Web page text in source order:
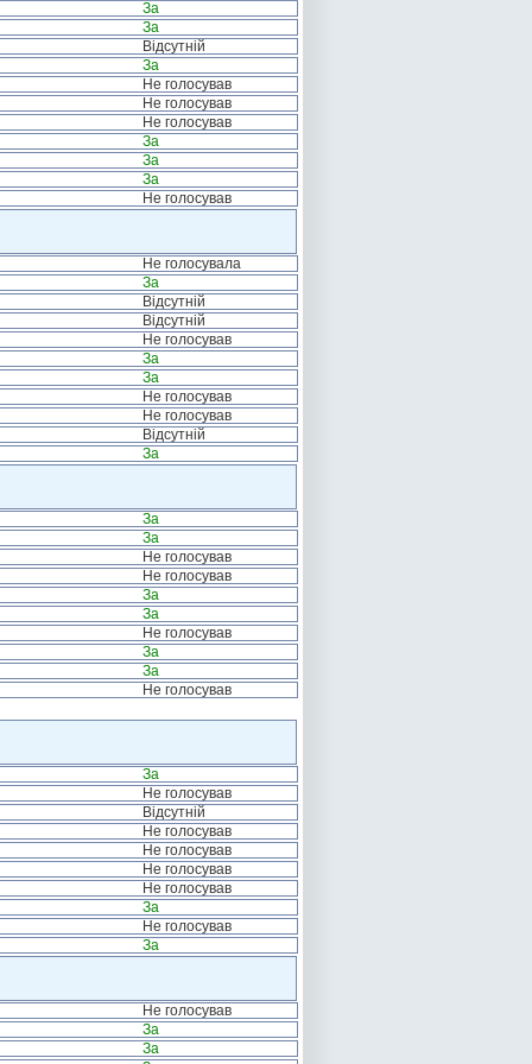
За
За
Відсутній
За
Не голосував
Не голосував
Не голосував
За
За
За
Не голосував
Не голосувала
За
Відсутній
Відсутній
Не голосував
За
За
Не голосував
Не голосував
Відсутній
За
За
За
Не голосував
Не голосував
За
За
Не голосував
За
За
Не голосував
За
Не голосував
Відсутній
Не голосував
Не голосував
Не голосував
Не голосував
За
Не голосував
За
Не голосував
За
За